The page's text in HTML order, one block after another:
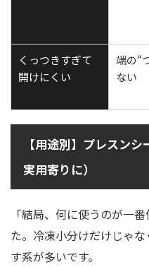
くっつきすぎて
開けにくい
端の“
ない
【用途別】プレスン
実用寄りに）
「結局、何に使うのが一
た。冷凍小分けだけじゃ
す系が多いです。